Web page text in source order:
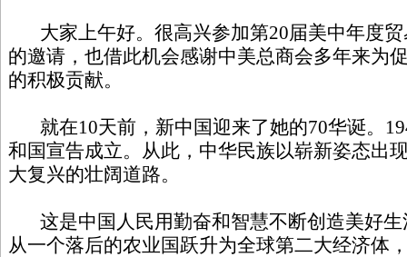
大家上午好。很高兴参加第20届美中年度贸
的邀请，也借此机会感谢中美总商会多年来为
的积极贡献。
就在10天前，新中国迎来了她的70华诞。
和国宣告成立。从此，中华民族以崭新姿态出
大复兴的壮阔道路。
这是中国人民用勤奋和智慧不断创造美好生
从一个落后的农业国跃升为全球第二大经济体